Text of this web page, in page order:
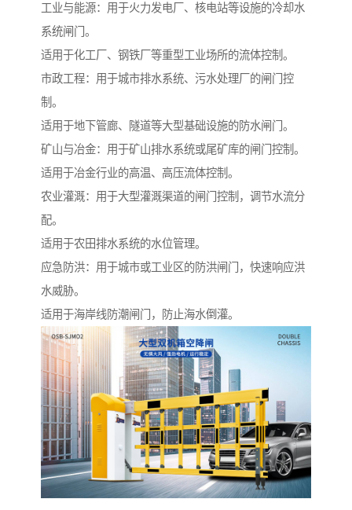
工业与能源：用于火力发电厂、核电站等设施的冷却水
系统闸门。
适用于化工厂、钢铁厂等重型工业场所的流体控制。
市政工程：用于城市排水系统、污水处理厂的闸门控
制。
适用于地下管廊、隧道等大型基础设施的防水闸门。
矿山与冶金：用于矿山排水系统或尾矿库的闸门控制。
适用于冶金行业的高温、高压流体控制。
农业灌溉：用于大型灌溉渠道的闸门控制，调节水流分
配。
适用于农田排水系统的水位管理。
应急防洪：用于城市或工业区的防洪闸门，快速响应洪
水威胁。
适用于海岸线防潮闸门，防止海水倒灌。